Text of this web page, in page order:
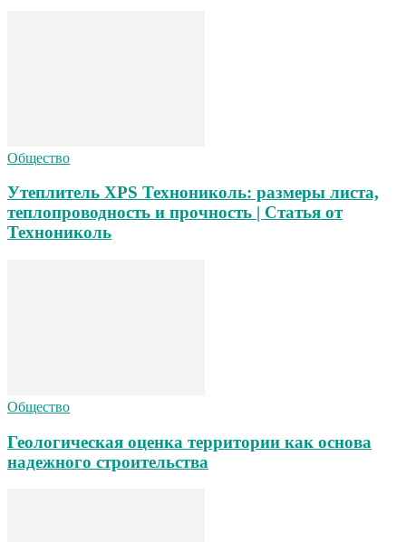
Общество
Утеплитель XPS Технониколь: размеры листа,
теплопроводность и прочность | Статья от
Технониколь
Общество
Геологическая оценка территории как основа
надежного строительства